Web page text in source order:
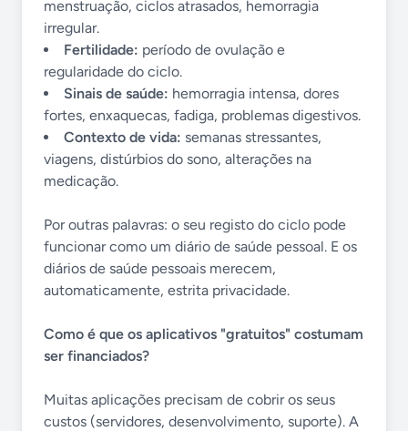
menstruação, ciclos atrasados, hemorragia
irregular.
Fertilidade: período de ovulação e
regularidade do ciclo.
Sinais de saúde: hemorragia intensa, dores
fortes, enxaquecas, fadiga, problemas digestivos.
Contexto de vida: semanas stressantes,
viagens, distúrbios do sono, alterações na
medicação.
Por outras palavras: o seu registo do ciclo pode
funcionar como um diário de saúde pessoal. E os
diários de saúde pessoais merecem,
automaticamente, estrita privacidade.
Como é que os aplicativos "gratuitos" costumam
ser financiados?
Muitas aplicações precisam de cobrir os seus
custos (servidores, desenvolvimento, suporte). A